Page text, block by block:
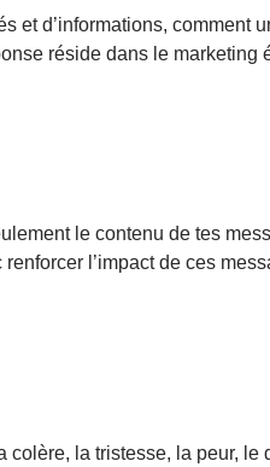
et d’informations, comment
réside dans le marketing
le contenu de tes
l’impact de ces
la tristesse, la peur, le